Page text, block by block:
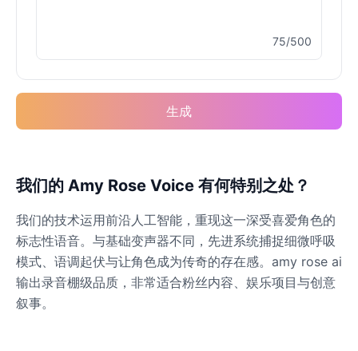
75/500
生成
我们的 Amy Rose Voice 有何特别之处？
我们的技术运用前沿人工智能，重现这一深受喜爱角色的
标志性语音。与基础变声器不同，先进系统捕捉细微呼吸
模式、语调起伏与让角色成为传奇的存在感。amy rose ai
输出录音棚级品质，非常适合粉丝内容、娱乐项目与创意
叙事。